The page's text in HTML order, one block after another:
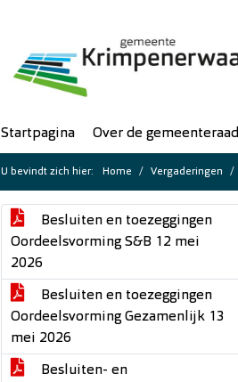
Startpagina Over de gemeenteraad
U bevindt zich hier: Home Vergaderingen
Besluiten en toezeggingen
Oordeelsvorming S&B 12 mei
2026
Besluiten en toezeggingen
Oordeelsvorming Gezamenlijk 13
mei 2026
Besluiten- en